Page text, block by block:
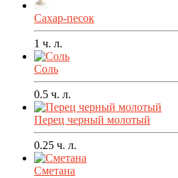
Сахар-песок
1 ч. л.
Соль
0.5 ч. л.
Перец черный молотый
0.25 ч. л.
Сметана